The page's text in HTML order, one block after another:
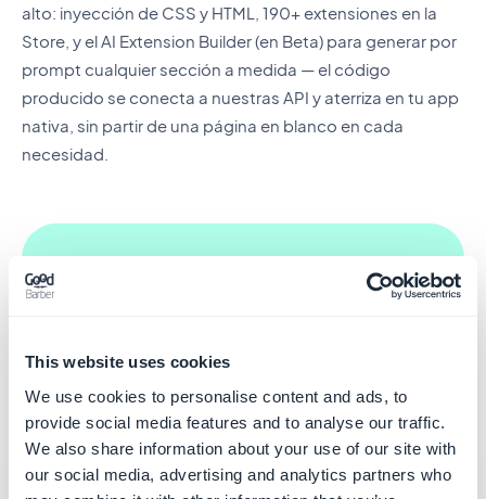
This website uses cookies
We use cookies to personalise content and ads, to
provide social media features and to analyse our traffic.
We also share information about your use of our site with
our social media, advertising and analytics partners who
alto: inyección de CSS y HTML, 190+ extensiones en la
Store, y el AI Extension Builder (en Beta) para generar por
prompt cualquier sección a medida — el código
producido se conecta a nuestras API y aterriza en tu app
nativa, sin partir de una página en blanco en cada
necesidad.
190+